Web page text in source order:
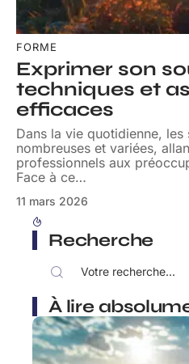
FORME
Exprimer son
techniques et
efficaces
Dans la vie quotidienne,
nombreuses et variées,
professionnels aux
Face à ce…
11 mars 2026
Recherche
À lire